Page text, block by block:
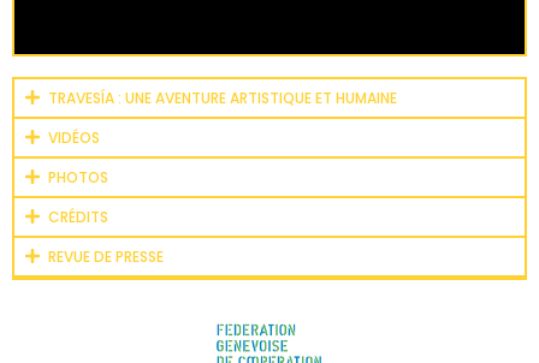
TRAVESÍA : UNE AVENTURE ARTISTIQUE ET HUMAINE
VIDÉOS
PHOTOS
CRÉDITS
REVUE DE PRESSE